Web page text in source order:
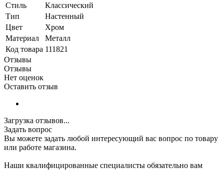
Стиль
Классический
Тип
Настенный
Цвет
Хром
Материал
Металл
Код товара 111821
Отзывы
Отзывы
Нет оценок
Оставить отзыв
Загрузка отзывов...
Задать вопрос
Вы можете задать любой интересующий вас вопрос по товару
или работе магазина.
Наши квалифицированные специалисты обязательно вам